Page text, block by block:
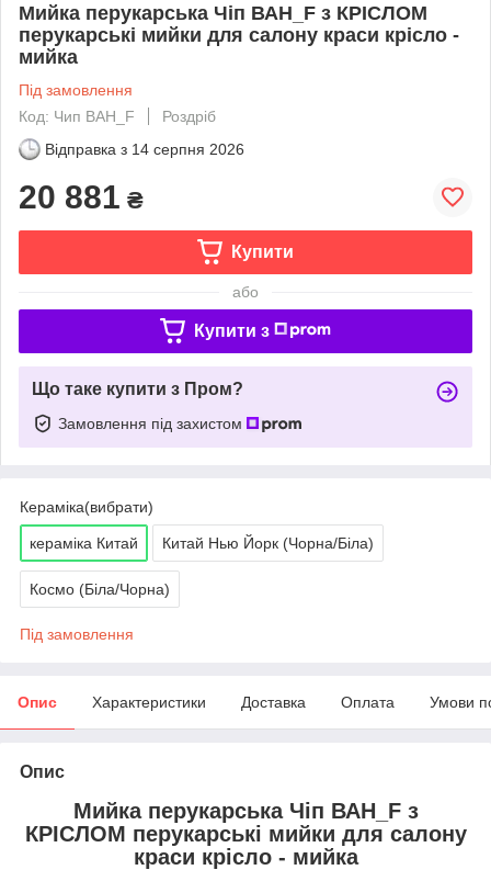
Мийка перукарська Чіп ВАН_F з КРІСЛОМ
перукарські мийки для салону краси крісло -
мийка
Під замовлення
Код: Чип ВАН_F
Роздріб
Відправка з 14 серпня 2026
20 881 ₴
Купити
або
Купити з
Що таке купити з Пром?
Замовлення під захистом
Кераміка(вибрати)
кераміка Китай Китай Нью Йорк (Чорна/Біла)
Космо (Біла/Чорна)
Під замовлення
Опис Характеристики Доставка Оплата Умови
Опис
Мийка перукарська Чіп ВАН_F з
КРІСЛОМ перукарські мийки для салону
краси крісло - мийка